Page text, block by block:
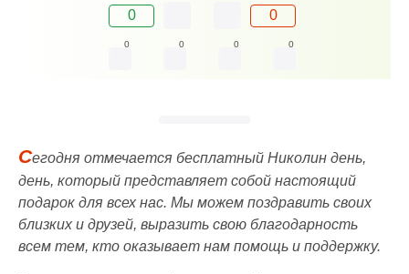
0 0
0 0 0 0
Сегодня отмечается бесплатный Николин день,
день, который представляет собой настоящий
подарок для всех нас. Мы можем поздравить своих
близких и друзей, выразить свою благодарность
всем тем, кто оказывает нам помощь и поддержку.